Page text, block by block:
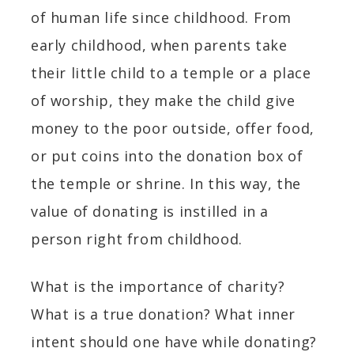
of human life since childhood. From
early childhood, when parents take
their little child to a temple or a place
of worship, they make the child give
money to the poor outside, offer food,
or put coins into the donation box of
the temple or shrine. In this way, the
value of donating is instilled in a
person right from childhood.
What is the importance of charity?
What is a true donation? What inner
intent should one have while donating?